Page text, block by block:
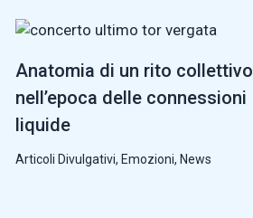
Anatomia di un rito collettivo
nell’epoca delle connessioni
liquide
Articoli Divulgativi, Emozioni, News